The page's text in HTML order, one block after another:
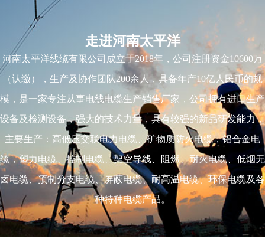
走进河南太平洋
河南太平洋线缆有限公司成立于2018年，公司注册资金10600万
（认缴），生产及协作团队200余人，具备年产10亿人民币的规
模，是一家专注从事电线电缆生产销售厂家，公司拥有进口生产
设备及检测设备，强大的技术力量，具有较强的新品研发能力，
主要生产：高低压交联电力电缆、矿物质防火电缆，铝合金电
缆，塑力电缆、控制电缆、架空导线、阻燃、耐火电缆、低烟无
卤电缆、预制分支电缆、屏蔽电缆、耐高温电缆、环保电缆及各
种特种电缆产品。